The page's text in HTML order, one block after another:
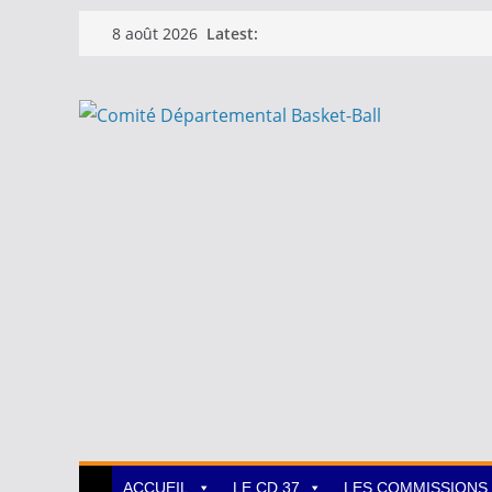
Passer8 août 2026 Latest:
ACCUEIL LE CD 37 LES COMMISSIONS